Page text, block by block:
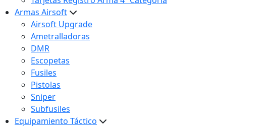
Armas Airsoft
Airsoft Upgrade
Ametralladoras
DMR
Escopetas
Fusiles
Pistolas
Sniper
Subfusiles
Equipamiento Táctico